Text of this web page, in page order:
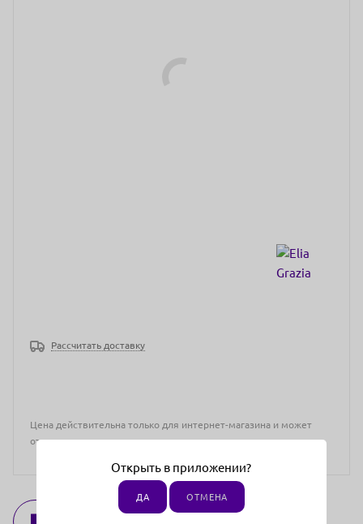
Рассчитать доставку
Цена действительна только для интернет-магазина и может
отличаться от цен в розничных магазинах
Открыть в приложении?
ДА ОТМЕНА